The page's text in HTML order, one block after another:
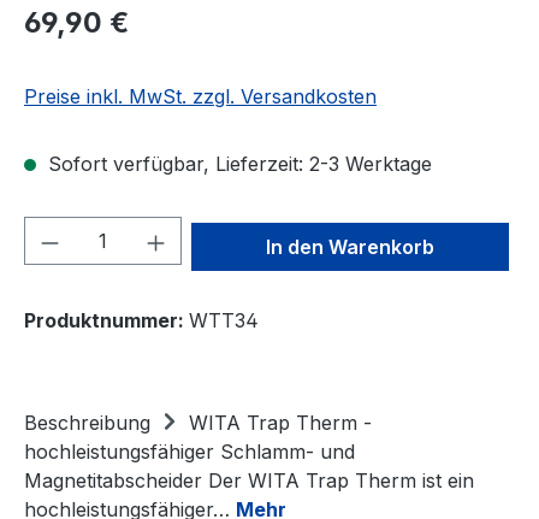
Regulärer Preis:
69,90 €
Preise inkl. MwSt. zzgl. Versandkosten
Sofort verfügbar, Lieferzeit: 2-3 Werktage
Produkt Anzahl: Gib denIn den Warenkorb
Produktnummer: WTT34
Beschreibung
WITA Trap Therm -
hochleistungsfähiger Schlamm- und
Magnetitabscheider Der WITA Trap Therm ist ein
hochleistungsfähiger… Mehr